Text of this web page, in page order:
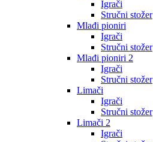
Igrači
Stručni stožer
Mlađi pioniri
Igrači
Stručni stožer
Mlađi pioniri 2
Igrači
Stručni stožer
Limači
Igrači
Stručni stožer
Limači 2
Igrači